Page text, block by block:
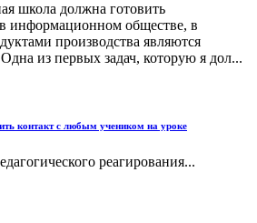
школа должна готовить
информационном обществе, в
производства являются
из первых задач, которую я дол...
контакт с любым учеником на уроке
реагирования...